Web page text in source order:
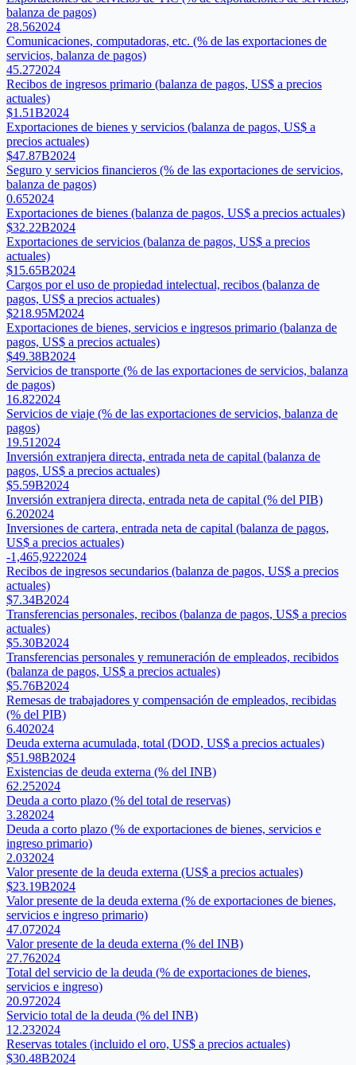
balanza de pagos)
28.562024
Comunicaciones, computadoras, etc. (% de las exportaciones de
servicios, balanza de pagos)
45.272024
Recibos de ingresos primario (balanza de pagos, US$ a precios
actuales)
$1.51B2024
Exportaciones de bienes y servicios (balanza de pagos, US$ a
precios actuales)
$47.87B2024
Seguro y servicios financieros (% de las exportaciones de servicios,
balanza de pagos)
0.652024
Exportaciones de bienes (balanza de pagos, US$ a precios actuales)
$32.22B2024
Exportaciones de servicios (balanza de pagos, US$ a precios
actuales)
$15.65B2024
Cargos por el uso de propiedad intelectual, recibos (balanza de
pagos, US$ a precios actuales)
$218.95M2024
Exportaciones de bienes, servicios e ingresos primario (balanza de
pagos, US$ a precios actuales)
$49.38B2024
Servicios de transporte (% de las exportaciones de servicios, balanza
de pagos)
16.822024
Servicios de viaje (% de las exportaciones de servicios, balanza de
pagos)
19.51 2024
Inversión extranjera directa, entrada neta de capital (balanza de
pagos, US$ a precios actuales)
$5.59B2024
Inversión extranjera directa, entrada neta de capital (% del PIB)
6.202024
Inversiones de cartera, entrada neta de capital (balanza de pagos,
US$ a precios actuales)
-1,465,9222024
Recibos de ingresos secundarios (balanza de pagos, US$ a precios
actuales)
$7.34B2024
Transferencias personales, recibos (balanza de pagos, US$ a precios
actuales)
$5.30B2024
Transferencias personales y remuneración de empleados, recibidos
(balanza de pagos, US$ a precios actuales)
$5.76B2024
Remesas de trabajadores y compensación de empleados, recibidas
(% del PIB)
6.402024
Deuda externa acumulada, total (DOD, US$ a precios actuales)
$51.98B2024
Existencias de deuda externa (% del INB)
62.252024
Deuda a corto plazo (% del total de reservas)
3.282024
Deuda a corto plazo (% de exportaciones de bienes, servicios e
ingreso primario)
2.032024
Valor presente de la deuda externa (US$ a precios actuales)
$23.19B2024
Valor presente de la deuda externa (% de exportaciones de bienes,
servicios e ingreso primario)
47.072024
Valor presente de la deuda externa (% del INB)
27.762024
Total del servicio de la deuda (% de exportaciones de bienes,
servicios e ingreso)
20.972024
Servicio total de la deuda (% del INB)
12.232024
Reservas totales (incluido el oro, US$ a precios actuales)
$30.48B2024